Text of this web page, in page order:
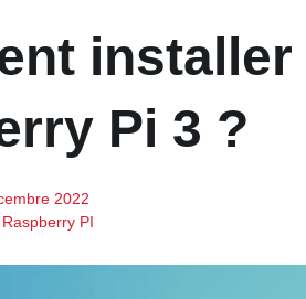
Pi 3 ?
2022
PI